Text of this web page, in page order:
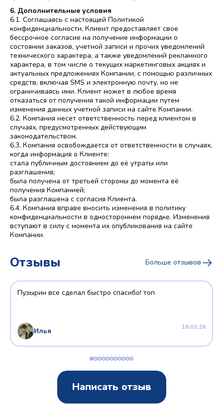
6. Дополнительные условия
6.1. Соглашаясь с настоящей Политикой
конфиденциальности, Клиент предоставляет свое
бессрочное согласие на получение информации о
состоянии заказов, учетной записи и прочих уведомлений
технического характера, а также уведомлений рекламного
характера, в том числе о текущих маркетинговых акциях и
актуальных предложениях Компании, с помощью различных
средств, включая SMS и электронную почту, но не
ограничиваясь ими. Клиент может в любое время
отказаться от получения такой информации путем
изменения данных учетной записи на сайте Компании.
6.2. Компания несет ответственность перед клиентом в
случаях, предусмотренных действующим
законодательством.
6.3. Компания освобождается от ответственности в случаях,
когда информация о Клиенте:
стала публичным достоянием до её утраты или
разглашения;
была получена от третьей стороны до момента её
получения Компанией;
была разглашена с согласия Клиента.
6.4. Компания вправе вносить изменения в политику
конфиденциальности в одностороннем порядке. Изменения
вступают в силу с момента их опубликования на сайте
Компании.
Отзывы Больше отзывов
Пузырин все сделал быстро спасибо! топ
Илья 16.03.26
Написать отзыв